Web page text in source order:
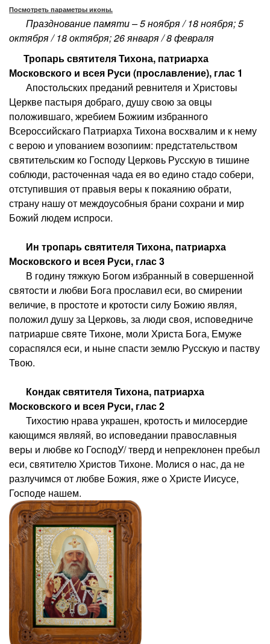
Посмотреть параметры иконы.
Празднование памяти – 5 ноября / 18 ноября; 5
октября / 18 октября; 26 января / 8 февраля
Тропарь святителя Тихона, патриарха
Московского и всея Руси (прославление), глас 1
Апостольских преданий ревнителя и Христовы
Церкве пастыря добраго, душу свою за овцы
положившаго, жребием Божиим избранного
Всероссийскаго Патриарха Тихона восхвалим и к нему
с верою и упованием возопиим: предстательством
святительским ко Господу Церковь Русскую в тишине
соблюди, расточенная чада ея во едино стадо собери,
отступившия от правыя веры к покаянию обрати,
страну нашу от междоусобныя брани сохрани и мир
Божий людем испроси.
Ин тропарь святителя Тихона, патриарха
Московского и всея Руси, глас 3
В годину тяжкую Богом избранный в совершенной
святости и любви Бога прославил еси, во смирении
величие, в простоте и кротости силу Божию являя,
положил душу за Церковь, за люди своя, исповедниче
патриарше святе Тихоне, моли Христа Бога, Емуже
сораспялся еси, и ныне спасти землю Русскую и паству
Твою.
Кондак святителя Тихона, патриарха
Московского и всея Руси, глас 2
Тихостию нрава украшен, кротость и милосердие
кающимся являяй, во исповедании православныя
веры и любве ко ГосподУ/ тверд и непреклонен пребыл
еси, святителю Христов Тихоне. Молися о нас, да не
разлучимся от любве Божия, яже о Христе Иисусе,
Господе нашем.